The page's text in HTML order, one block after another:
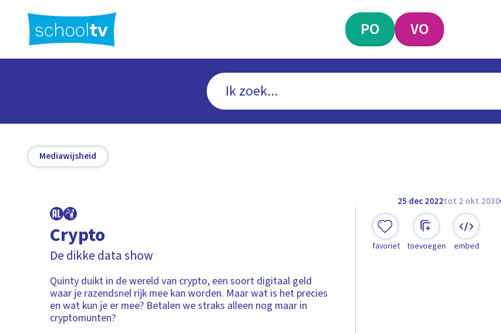
hoofdinhoud
PO VO
Mediawijsheid
25 dec 2022tot 2 okt 2030
Crypto
De dikke data show
Quinty duikt in de wereld van crypto, een soort digitaal geld
waar je razendsnel rijk mee kan worden. Maar wat is het precies
en wat kun je er mee? Betalen we straks alleen nog maar in
cryptomunten?
favoriet toevoegen embed